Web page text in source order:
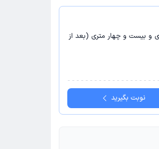
و بیست و چهار متری (بعد از
نوبت بگیرید